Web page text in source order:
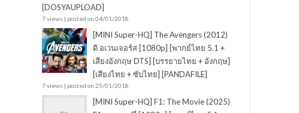
[DOSYAUPLOAD]
7 views| posted on 04/01/2018
[MINI Super-HQ] The Avengers (2012)
ดิ อเวนเจอร์ส [1080p] [พากย์ไทย 5.1 +
เสียงอังกฤษ DTS] [บรรยายไทย + อังกฤษ]
[เสียงไทย + ซับไทย] [PANDAFILE]
7 views| posted on 25/01/2018
[MINI Super-HQ] F1: The Movie (2025)